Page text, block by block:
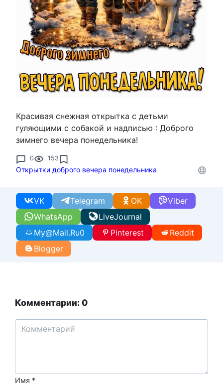
Красивая снежная открытка с детьми
гуляющими с собакой и надписью : Доброго
зимнего вечера понедельника!
0 153
Открытки доброго вечера понедельника
WhatsApp
VK Telegram Viber
OK
LiveJournal
My@Mail.Ru0 Pinterest
Reddit
Blogger
Комментарии: 0
Имя *